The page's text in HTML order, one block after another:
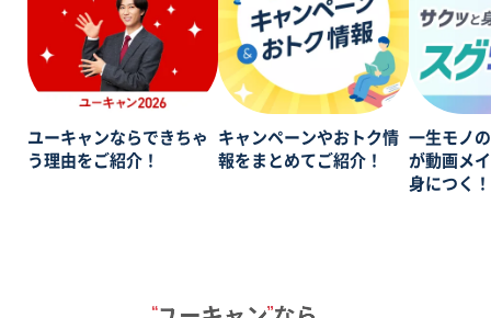
ユーキャンならできちゃ
う理由をご紹介！
キャンペーンやおトク情
報をまとめてご紹介！
一生モノ
が動画メ
身につく！